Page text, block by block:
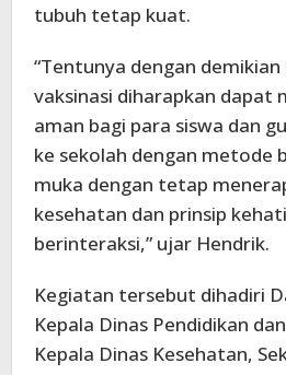
tubuh tetap kuat.
“Tentunya dengan
vaksinasi diharapkan dapat
aman bagi para siswa dan
ke sekolah dengan metode
muka dengan tetap
kesehatan dan prinsip
berinteraksi,” ujar Hendrik.
Kegiatan tersebut dihadiri
Kepala Dinas Pendidikan
Kepala Dinas Kesehatan,